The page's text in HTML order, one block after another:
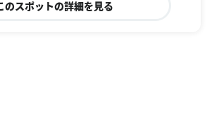
のスポットの詳細を見る